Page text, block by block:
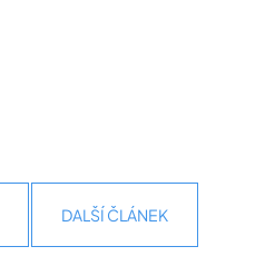
DALŠÍ ČLÁNEK